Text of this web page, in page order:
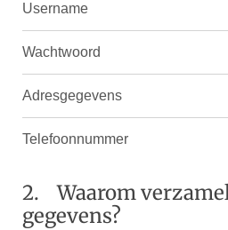
Username
Wachtwoord
Adresgegevens
Telefoonnummer
2. Waarom
gegevens?